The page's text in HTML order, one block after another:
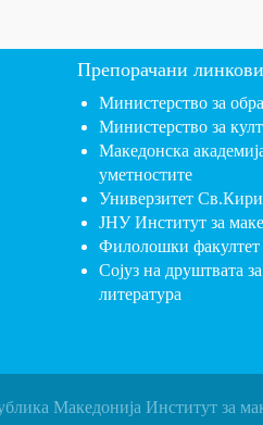
Препорачани линкови
Министерство за
Министерство за
Македонска
уметностите
Универзитет
ЈНУ Институт за
Филолошки факултет
Сојуз на друштвата
литература
Македонија Институт за